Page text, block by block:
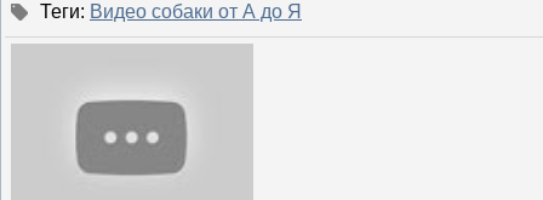
Теги: Видео собаки от А до Я